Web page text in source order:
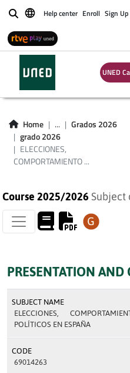
BuscarHelp center Enroll Sign Up
UNED
Home ...
Grados 2026
grado 2026
ELECCIONES,
COMPORTAMIENTO ...
ESPAÑA
Course 2025/2026 Subject
PRESENTATION
SUBJECT NAME
ELECCIONES,
POLÍTICOS EN ESPAÑA
CODE
69014263